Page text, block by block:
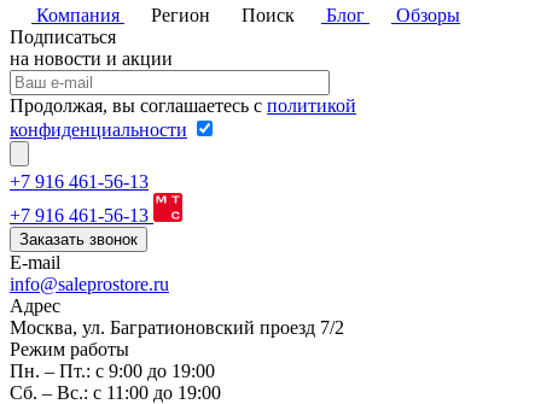
Компания
Регион Поиск Блог
Обзоры
Подписаться
на новости и акции
Продолжая, вы соглашаетесь с политикой
конфиденциальности
+7 916 461-56-13
+7 916 461-56-13
Заказать звонок
E-mail
info@saleprostore.ru
Адрес
Москва, ул. Багратионовский проезд 7/2
Режим работы
Пн. – Пт.: с 9:00 до 19:00
Сб. – Вс.: с 11:00 до 19:00